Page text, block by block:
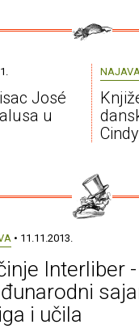
José
u
• 11.11.2013.
Interliber -
i učila